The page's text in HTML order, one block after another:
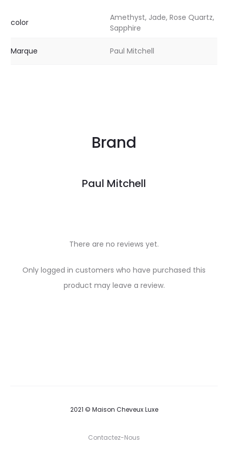
color
Amethyst, Jade, Rose Quartz,
Sapphire
Marque Paul Mitchell
Brand
Paul Mitchell
There are no reviews yet.
Only logged in customers who have purchased this
product may leave a review.
2021 © Maison Cheveux Luxe
Contactez-Nous